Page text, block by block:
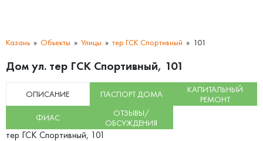
Казань Объекты Улицы тер ГСК Спортивный 101
Дом ул. тер ГСК Спортивный, 101
ОПИСАНИЕ ПАСПОРТ ДОМА
КАПИТАЛЬНЫЙ
РЕМОНТ
ФИАС
ОТЗЫВЫ/
ОБСУЖДЕНИЯ
тер ГСК Спортивный, 101